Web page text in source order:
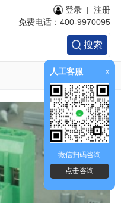
人工客服 x
微信扫码咨询
点击咨询
搜索
登录 |注册
免费电话：400-9970095